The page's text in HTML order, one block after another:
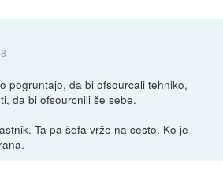
pogruntajo, da bi ofsourcali tehniko,
da bi ofsourcnili še sebe.
Ta pa šefa vrže na cesto. Ko je